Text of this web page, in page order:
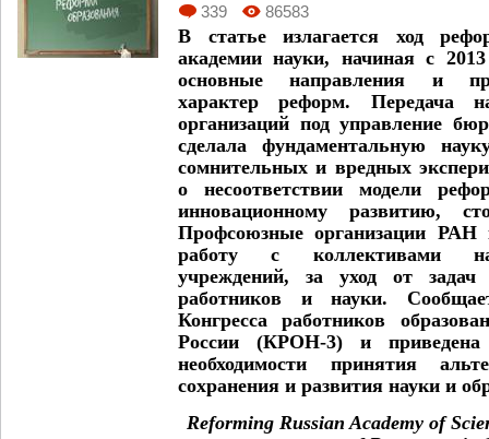
339 86583
В статье излагается ход
академии науки, начиная с
основные направления и
характер реформ. Передача
организаций под управление
сделала фундаментальную
сомнительных и вредных
о несоответствии модели
инновационному развитию,
Профсоюзные организации РАН
работу с коллективами
учреждений, за уход от задач
работников и науки.
Конгресса работников
России (КРОН-3) и
необходимости принятия
сохранения и развития науки и
Reforming Russian Academy of